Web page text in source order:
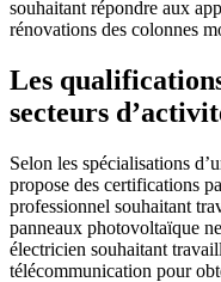
souhaitant répondre aux
rénovations des colonnes
Les
secteurs
Selon les spécialisations
propose des certifications
professionnel souhaitant
panneaux photovoltaïque
électricien souhaitant
télécommunication pour